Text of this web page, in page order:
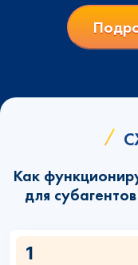
Как
для
1